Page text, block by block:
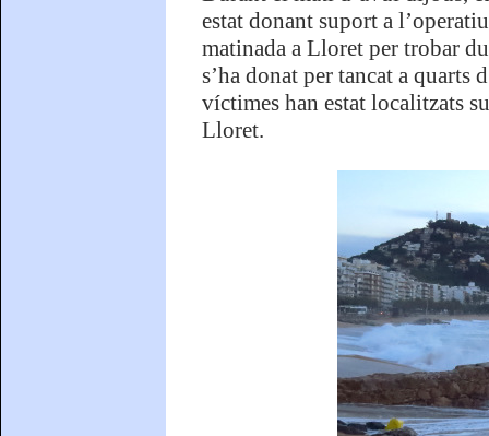
estat donant suport a
matinada a Lloret per trobar
s’ha donat per tancat a quarts
víctimes han estat localitzats
Lloret.